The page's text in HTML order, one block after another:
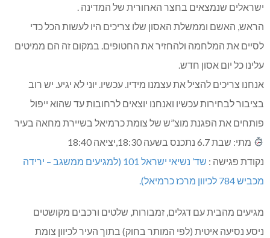
ישראלים שנמצאים בחצר האחורית של המדינה .
הראש, האשם וממשלת האסון שלו צריכים היו לעשות הכל כדי
לסיים את המלחמה ולהחזיר את החטופים. במקום זה הם ממיטים
עלינו כל יום אסון חדש.
אנחנו צריכים להציל את עצמנו מידיו. עכשיו. יוני לא יגיע. יש רוב
בציבור לבחירות עכשיו ואנחנו יוצאים לרחובות עד שהוא ייפול
פותחים את הפגנת מוצ”ש של צומת כרמיאל בשיירת מחאה בעיר
מתי: שבת 6.7 נתכנס בשעה 18:30,יציאה 18:40
נקודת פגישה :
שד’ נשיאי ישראל 101 (למגיעים ממשגב – ירידה
מכביש 784 לכיוון מרכז כרמיאל).
מגיעים מהבית עם דגלים, זמבורות, שלטים ורכבים מקושטים
ניסע נסיעה איטית (לפי המותר בחוק) בתוך העיר לכיוון צומת